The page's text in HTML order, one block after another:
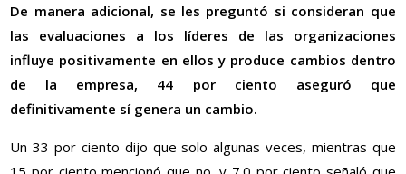
De manera adicional, se les preguntó si consideran que
las evaluaciones a los líderes de las organizaciones
influye positivamente en ellos y produce cambios dentro
de la empresa, 44 por ciento aseguró que
definitivamente sí genera un cambio.
Un 33 por ciento dijo que solo algunas veces, mientras que